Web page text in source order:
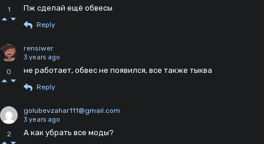
1 Пж сделай ещё обвесы
Reply
0
rensiwer
3 years ago
не работает, обвес не появился, все также тыква
Reply
2
golubevzahar111@gmail.com
3 years ago
А как убрать все моды?